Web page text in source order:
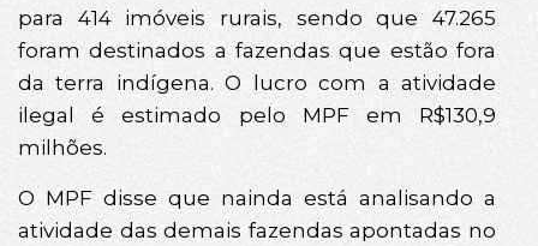
para 414 imóveis rurais, sendo que 47.265
foram destinados a fazendas que estão fora
da terra indígena. O lucro com a atividade
ilegal é estimado pelo MPF em R$130,9
milhões.
O MPF disse que nainda está analisando a
atividade das demais fazendas apontadas no